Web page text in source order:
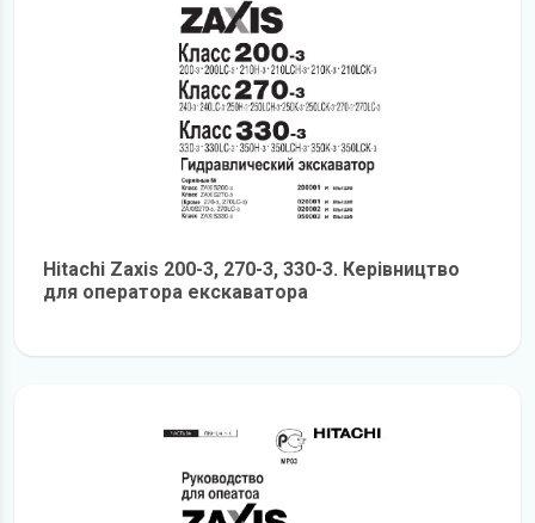
Hitachi Zaxis 200-3, 270-3, 330-3. Керівництво
для оператора екскаватора